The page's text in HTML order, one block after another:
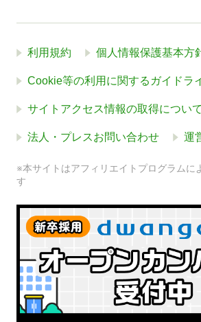
利用規約 個人情報保護基本方
Cookie等の利用に関するガイドラ
サイトアクセス情報の取得について
法人・プレスお問い合わせ 運
※本サイトはアフィリエイトプログラムに
す